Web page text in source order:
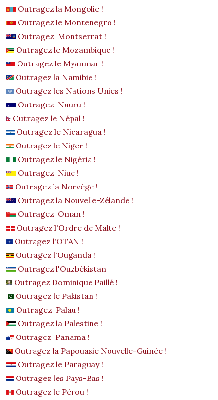
Outragez la Mongolie !
Outragez le Montenegro !
Outragez Montserrat !
Outragez le Mozambique !
Outragez le Myanmar !
Outragez la Namibie !
Outragez les Nations Unies !
Outragez Nauru !
Outragez le Népal !
Outragez le Nicaragua !
Outragez le Niger !
Outragez le Nigéria !
Outragez Niue !
Outragez la Norvège !
Outragez la Nouvelle-Zélande !
Outragez Oman !
Outragez l'Ordre de Malte !
Outragez l'OTAN !
Outragez l'Ouganda !
Outragez l'Ouzbékistan !
Outragez Dominique Paillé !
Outragez le Pakistan !
Outragez Palau !
Outragez la Palestine !
Outragez Panama !
Outragez la Papouasie Nouvelle-Guinée !
Outragez le Paraguay !
Outragez les Pays-Bas !
Outragez le Pérou !